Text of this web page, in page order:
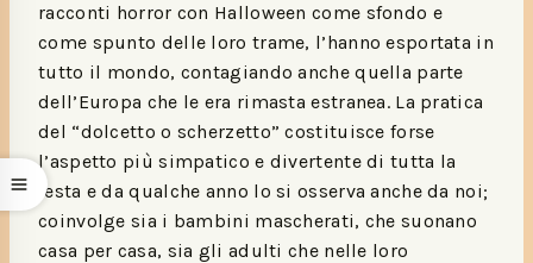
racconti horror con Halloween come sfondo e
come spunto delle loro trame, l’hanno esportata in
tutto il mondo, contagiando anche quella parte
dell’Europa che le era rimasta estranea. La pratica
del “dolcetto o scherzetto” costituisce forse
l’aspetto più simpatico e divertente di tutta la
festa e da qualche anno lo si osserva anche da noi;
coinvolge sia i bambini mascherati, che suonano
casa per casa, sia gli adulti che nelle loro